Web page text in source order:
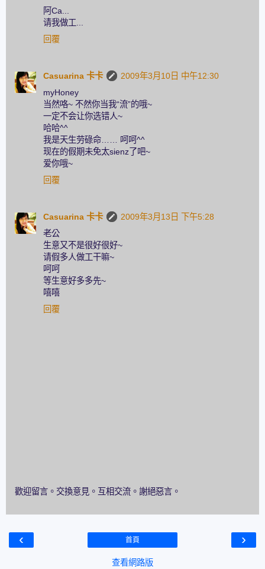
阿Ca...
请我做工...
回覆
Casuarina 卡卡
2009年3月10日 中午12:30
myHoney
当然咯~ 不然你当我“流”的哦~
一定不会让你选错人~
哈哈^^
我是天生劳碌命…… 呵呵^^
现在的假期未免太sienz了吧~
爱你哦~
回覆
Casuarina 卡卡
2009年3月13日 下午5:28
老公
生意又不是很好很好~
请假多人做工干嘛~
呵呵
等生意好多多先~
嘻嘻
回覆
歡迎留言。交換意見。互相交流。謝絕惡言。
‹ ›
首頁
查看網路版